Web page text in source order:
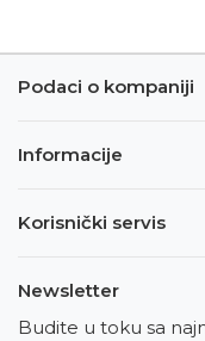
Podaci o kompaniji
Informacije
Korisnički servis
Newsletter
Budite u toku sa